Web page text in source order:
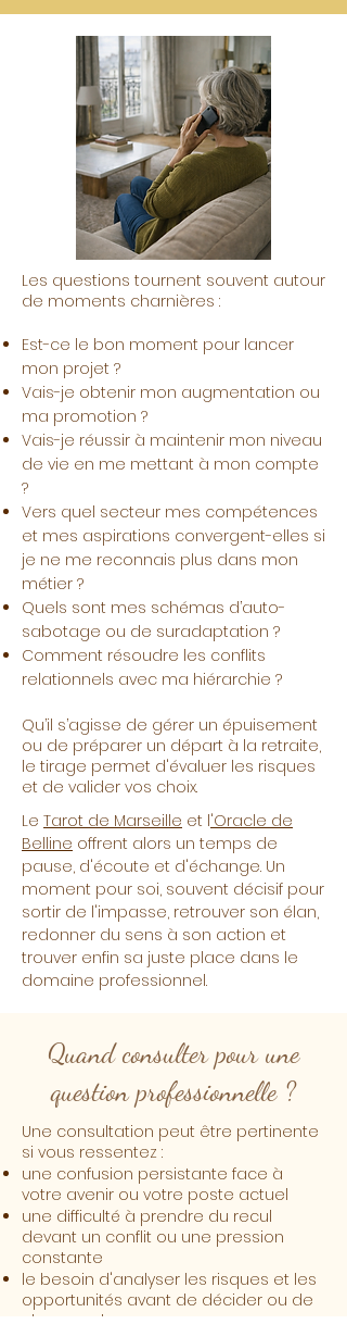
Les questions tournent souvent autour
de moments charnières :
Est-ce le bon moment pour lancer
mon projet ?
Vais-je obtenir mon augmentation ou
ma promotion ?
Vais-je réussir à maintenir mon niveau
de vie en me mettant à mon compte
?
Vers quel secteur mes compétences
et mes aspirations convergent-elles si
je ne me reconnais plus dans mon
métier ?
Quels sont mes schémas d’auto-
sabotage ou de suradaptation ?
Comment résoudre les conflits
relationnels avec ma hiérarchie ?
Qu’il s’agisse de gérer un épuisement
ou de préparer un départ à la retraite,
le tirage permet d'évaluer les risques
et de valider vos choix.
Le Tarot de Marseille et l'Oracle de
Belline offrent alors un temps de
pause, d'écoute et d'échange. Un
moment pour soi, souvent décisif pour
sortir de l'impasse, retrouver son élan,
redonner du sens à son action et
trouver enfin sa juste place dans le
domaine professionnel.
Quand consulter pour une
question professionnelle ?
Une consultation peut être pertinente
si vous ressentez :
une confusion persistante face à
votre avenir ou votre poste actuel
une difficulté à prendre du recul
devant un conflit ou une pression
constante
le besoin d'analyser les risques et les
opportunités avant de décider ou de
changer de cap